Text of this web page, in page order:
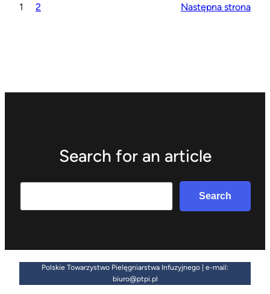
1 2 Następna strona
Search for an article
Search
Polskie Towarzystwo Pielęgniarstwa Infuzyjnego | e-mail:
biuro@ptpi.pl